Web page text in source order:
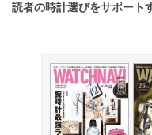
読者の時計選びをサポート